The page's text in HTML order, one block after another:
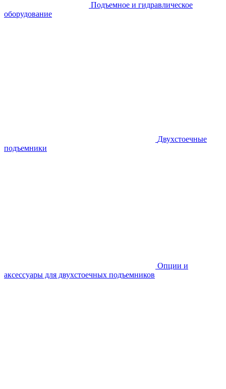
Подъемное и гидравлическое
оборудование
Двухстоечные
подъемники
Опции и
аксессуары для двухстоечных подъемников